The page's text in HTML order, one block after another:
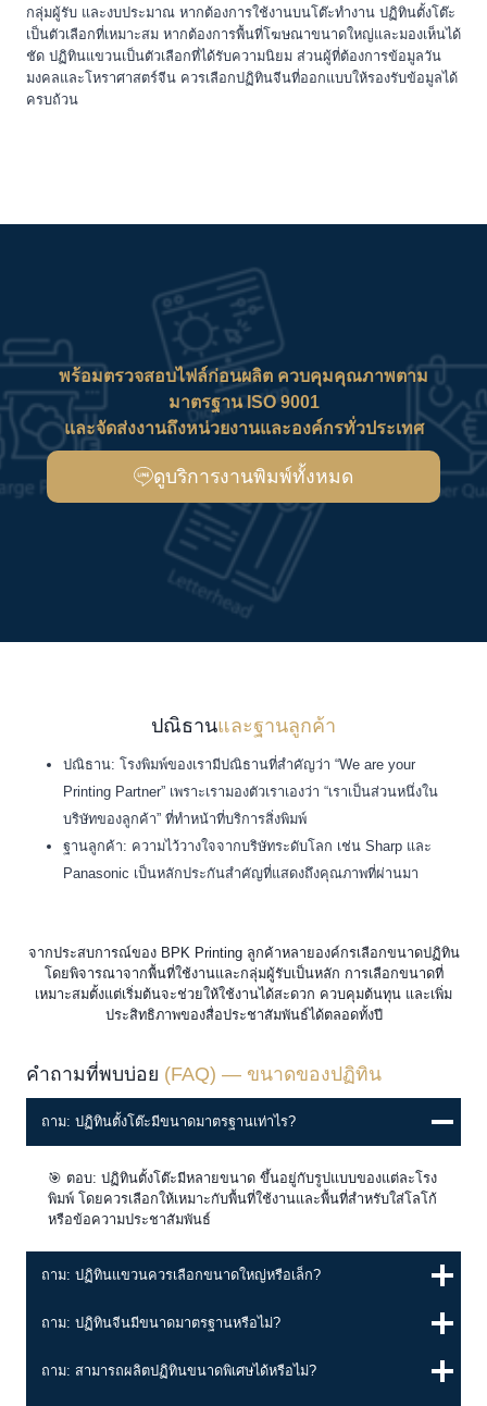
กลุ่มผู้รับ และงบประมาณ หากต้องการใช้งานบนโต๊ะทำงาน ปฏิทินตั้งโต๊ะ
เป็นตัวเลือกที่เหมาะสม หากต้องการพื้นที่โฆษณาขนาดใหญ่และมองเห็นได้
ชัด ปฏิทินแขวนเป็นตัวเลือกที่ได้รับความนิยม ส่วนผู้ที่ต้องการข้อมูลวัน
มงคลและโหราศาสตร์จีน ควรเลือกปฏิทินจีนที่ออกแบบให้รองรับข้อมูลได้
ครบถ้วน
พร้อมตรวจสอบไฟล์ก่อนผลิต ควบคุมคุณภาพตาม
มาตรฐาน ISO 9001
และจัดส่งงานถึงหน่วยงานและองค์กรทั่วประเทศ
ดูบริการงานพิมพ์ทั้งหมด
ปณิธานและฐานลูกค้า
ปณิธาน: โรงพิมพ์ของเรามีปณิธานที่สำคัญว่า “We are your
Printing Partner” เพราะเรามองตัวเราเองว่า “เราเป็นส่วนหนึ่งใน
บริษัทของลูกค้า” ที่ทำหน้าที่บริการสิ่งพิมพ์
ฐานลูกค้า: ความไว้วางใจจากบริษัทระดับโลก เช่น Sharp และ
Panasonic เป็นหลักประกันสำคัญที่แสดงถึงคุณภาพที่ผ่านมา
จากประสบการณ์ของ BPK Printing ลูกค้าหลายองค์กรเลือกขนาดปฏิทิน
โดยพิจารณาจากพื้นที่ใช้งานและกลุ่มผู้รับเป็นหลัก การเลือกขนาดที่
เหมาะสมตั้งแต่เริ่มต้นจะช่วยให้ใช้งานได้สะดวก ควบคุมต้นทุน และเพิ่ม
ประสิทธิภาพของสื่อประชาสัมพันธ์ได้ตลอดทั้งปี
คำถามที่พบบ่อย (FAQ) — ขนาดของปฏิทิน
ถาม: ปฏิทินตั้งโต๊ะมีขนาดมาตรฐานเท่าไร?
🎯 ตอบ: ปฏิทินตั้งโต๊ะมีหลายขนาด ขึ้นอยู่กับรูปแบบของแต่ละโรง
พิมพ์ โดยควรเลือกให้เหมาะกับพื้นที่ใช้งานและพื้นที่สำหรับใส่โลโก้
หรือข้อความประชาสัมพันธ์
ถาม: ปฏิทินแขวนควรเลือกขนาดใหญ่หรือเล็ก?
ถาม: ปฏิทินจีนมีขนาดมาตรฐานหรือไม่?
ถาม: สามารถผลิตปฏิทินขนาดพิเศษได้หรือไม่?